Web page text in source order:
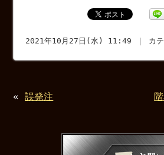
2021年10月27日(水) 11:49 ｜ カテ
«誤発注